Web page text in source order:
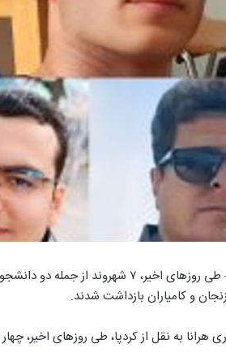
خبرگزاری هرانا – طی روزهای
و کامیاران بازداشت شدند.
هرانا به نقل از کردپا، طی روزهای اخیر،